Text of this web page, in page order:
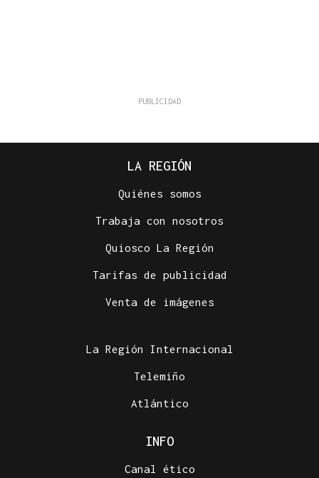
LA REGIÓN
Quiénes somos
Trabaja con nosotros
Quiosco La Región
Tarifas de publicidad
Venta de imágenes
La Región Internacional
Telemiño
Atlántico
INFO
Canal ético